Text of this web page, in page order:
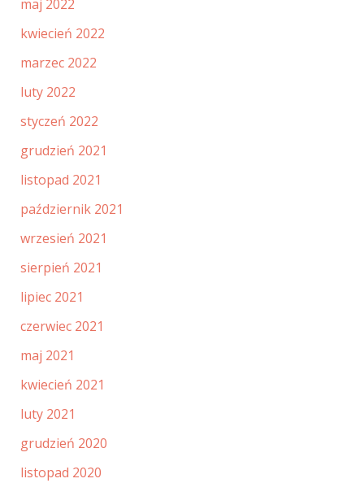
maj 2022
kwiecień 2022
marzec 2022
luty 2022
styczeń 2022
grudzień 2021
listopad 2021
październik 2021
wrzesień 2021
sierpień 2021
lipiec 2021
czerwiec 2021
maj 2021
kwiecień 2021
luty 2021
grudzień 2020
listopad 2020